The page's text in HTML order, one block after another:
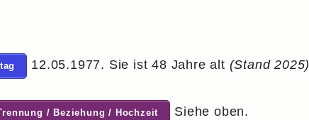
12.05.1977. Sie ist 48 Jahre alt (Stand 2025)
/ Beziehung / Hochzeit Siehe oben.